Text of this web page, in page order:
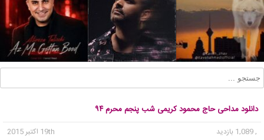
دانلود مداحی حاج محمود کریمی شب پنجم محرم ۹۴
, 1,089 بازدید
19th اکتبر 2015